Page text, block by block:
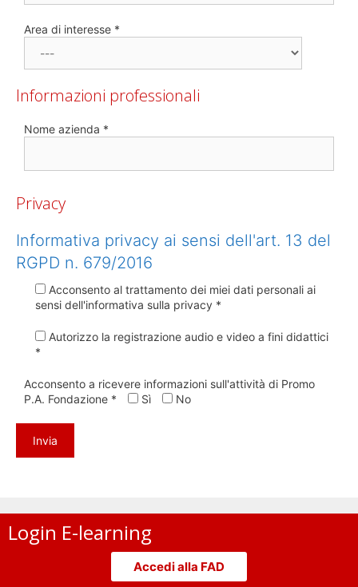
Area di interesse *
Informazioni professionali
Nome azienda *
Privacy
Informativa privacy ai sensi dell'art. 13 del
RGPD n. 679/2016
Acconsento al trattamento dei miei dati personali ai
sensi dell'informativa sulla privacy *
Autorizzo la registrazione audio e video a fini didattici
*
Acconsento a ricevere informazioni sull'attività di Promo
P.A. Fondazione *
Sì No
Login E-learning
Accedi alla FAD